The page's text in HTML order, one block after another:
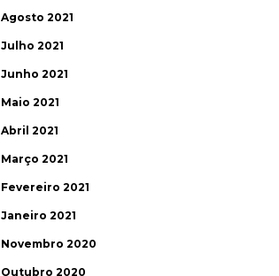
Agosto 2021
Julho 2021
Junho 2021
Maio 2021
Abril 2021
Março 2021
Fevereiro 2021
Janeiro 2021
Novembro 2020
Outubro 2020